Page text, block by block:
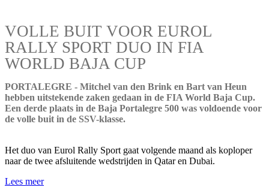
VOLLE BUIT VOOR EUROL
RALLY SPORT DUO IN FIA
WORLD BAJA CUP
PORTALEGRE - Mitchel van den Brink en Bart van Heun
hebben uitstekende zaken gedaan in de FIA World Baja Cup.
Een derde plaats in de Baja Portalegre 500 was voldoende voor
de volle buit in de SSV-klasse.
Het duo van Eurol Rally Sport gaat volgende maand als koploper
naar de twee afsluitende wedstrijden in Qatar en Dubai.
Lees meer